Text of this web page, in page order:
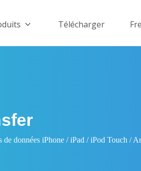
Télécharger
de données iPhone / iPad / iPod Touch /